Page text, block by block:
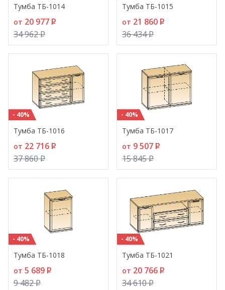
Тумба ТБ-1014
от 20 977 P
34 962P
Тумба ТБ-1015
от 21 860 P
36 434P
- 40%
Тумба ТБ-1016
от 22 716 P
37 860P
- 40%
Тумба ТБ-1017
от 9 507 P
15 845P
- 40%
Тумба ТБ-1018
от 5 689 P
9 482P
- 40%
Тумба ТБ-1021
от 20 766 P
34 610P